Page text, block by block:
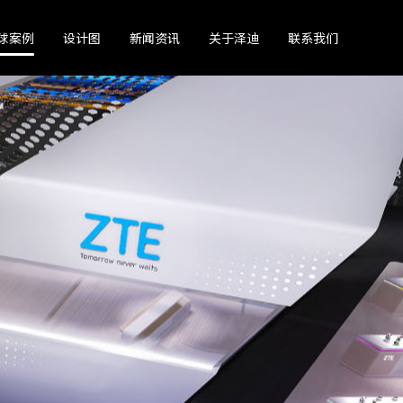
案例 设计图 新闻资讯 关于泽迪 联系我们